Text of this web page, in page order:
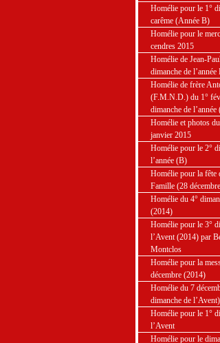
Homélie pour le 1°
carême (Année B)
Homélie pour le
cendres 2015
Homélie de Jean-
dimanche de l’année
Homélie de frère
(F.M.N.D.) du 1°
dimanche de l’année
Homélie et photos
janvier 2015
Homélie pour le 2°
l’année (B)
Homélie pour la fête
Famille (28
Homélie du 4°
(2014)
Homélie pour le 3°
l’Avent (2014) par
Montclos
Homélie pour la
décembre (2014)
Homélie du 7
dimanche de l’Avent)
Homélie pour le 1°
l’Avent
Homélie pour le